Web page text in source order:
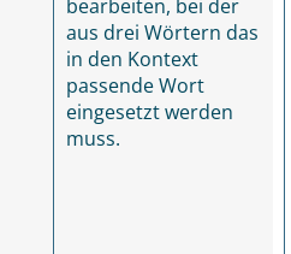
bearbeiten, bei der
aus drei Wörtern das
in den Kontext
passende Wort
eingesetzt werden
muss.